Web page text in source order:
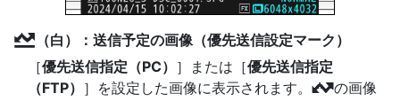
s
（白）：送信予定の画像（優先送信設定マーク）
［優先送信指定（PC） ］または［優先送信指定
（FTP） ］を設定した画像に表示されます。 Wの画像